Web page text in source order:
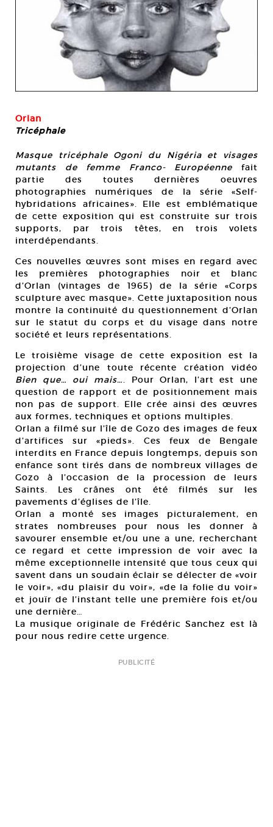
Orlan
Tricéphale
Masque tricéphale Ogoni du Nigéria et visages
mutants de femme Franco- Européenne fait
partie des toutes dernières oeuvres
photographies numériques de la série «Self-
hybridations africaines». Elle est emblématique
de cette exposition qui est construite sur trois
supports, par trois têtes, en trois volets
interdépendants.
Ces nouvelles œuvres sont mises en regard avec
les premières photographies noir et blanc
d’Orlan (vintages de 1965) de la série «Corps
sculpture avec masque». Cette juxtaposition nous
montre la continuité du questionnement d’Orlan
sur le statut du corps et du visage dans notre
société et leurs représentations.
Le troisième visage de cette exposition est la
projection d’une toute récente création vidéo
Bien que… oui mais…. Pour Orlan, l’art est une
question de rapport et de positionnement mais
non pas de support. Elle crée ainsi des œuvres
aux formes, techniques et options multiples.
Orlan a filmé sur l’île de Gozo des images de feux
d’artifices sur «pieds». Ces feux de Bengale
interdits en France depuis longtemps, depuis son
enfance sont tirés dans de nombreux villages de
Gozo à l’occasion de la procession de leurs
Saints. Les crânes ont été filmés sur les
pavements d’églises de l’île.
Orlan a monté ses images picturalement, en
strates nombreuses pour nous les donner à
savourer ensemble et/ou une a une, recherchant
ce regard et cette impression de voir avec la
même exceptionnelle intensité que tous ceux qui
savent dans un soudain éclair se délecter de «voir
le voir», «du plaisir du voir», «de la folie du voir»
et jouïr de l’instant telle une première fois et/ou
une dernière…
La musique originale de Frédéric Sanchez est là
pour nous redire cette urgence.
PUBLICITÉ